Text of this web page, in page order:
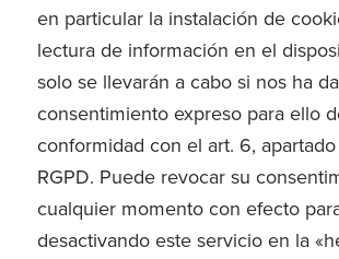
en particular la instalación de
lectura de información en el
solo se llevarán a cabo si nos ha
consentimiento expreso para ello
conformidad con el art. 6, apartado
RGPD. Puede revocar su
cualquier momento con efecto
desactivando este servicio en la